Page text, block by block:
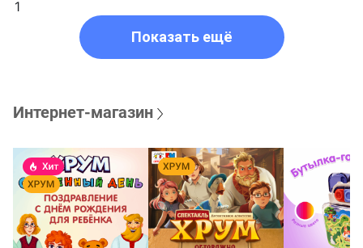
Показать ещё
Интернет-магазин